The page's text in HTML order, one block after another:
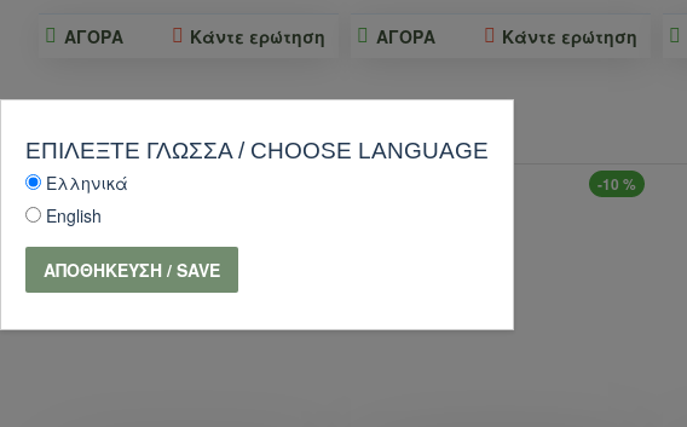
ΑΓΟΡΑ Κάντε ερώτηση ΑΓΟΡΑ Κάντε ερώτηση
ΠΕΛΆΤΕΣ ΑΓΌΡΑΣΑΝ ΕΠΊΣΗΣ
-10 %
ΕΠΙΛΈΞΤΕ ΓΛΏΣΣΑ / CHOOSE LANGUAGE
Ελληνικά
English
ΑΠΟΘΉΚΕΥΣΗ / SAVE